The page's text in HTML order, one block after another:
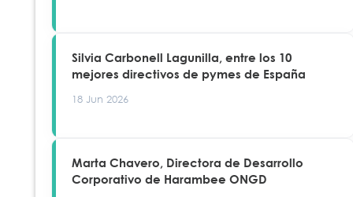
Silvia Carbonell Lagunilla, entre los 10
mejores directivos de pymes de España
18 Jun 2026
Marta Chavero, Directora de Desarrollo
Corporativo de Harambee ONGD